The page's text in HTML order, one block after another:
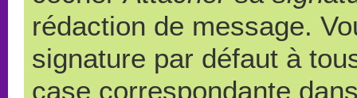
rédaction de message.
signature par défaut à
case correspondante